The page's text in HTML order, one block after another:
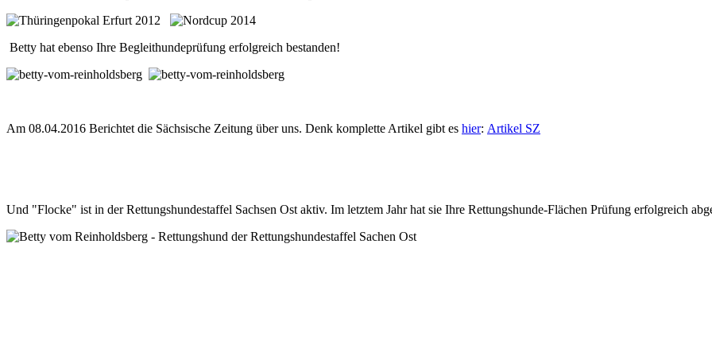
Betty hat ebenso Ihre Begleithundeprüfung erfolgreich bestanden!
Am 08.04.2016 Berichtet die Sächsische Zeitung über uns. Denk komplette Artikel gibt es hier: Artikel SZ
Und "Flocke" ist in derRettungshundestaffel Sachsen Ost aktiv. Im letztem Jahr hat sie Ihre Rettungshunde-Flächen Prüfung erfolgreich